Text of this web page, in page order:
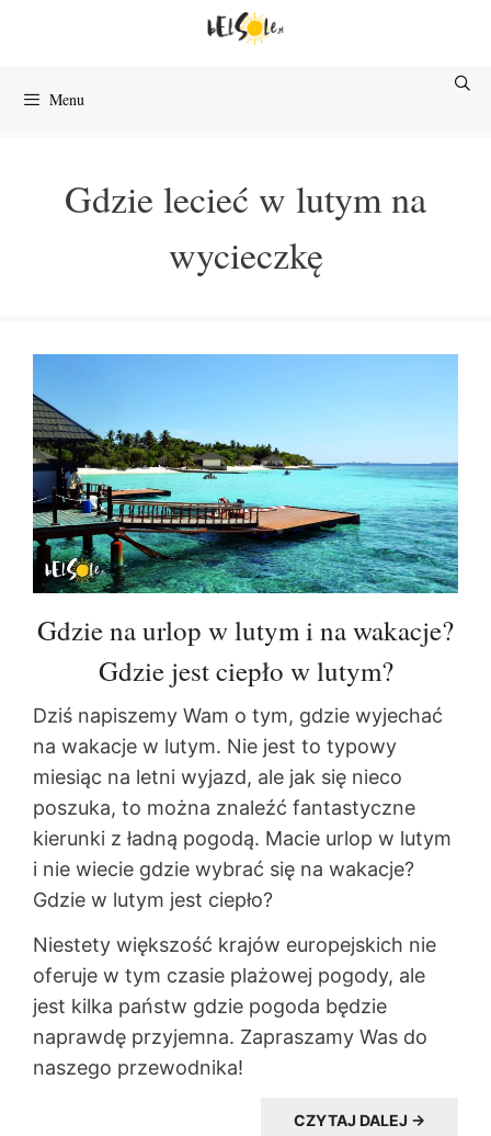
Menu
Gdzie lecieć w lutym na
wycieczkę
Gdzie na urlop w lutym i na wakacje?
Gdzie jest ciepło w lutym?
Dziś napiszemy Wam o tym, gdzie wyjechać
na wakacje w lutym. Nie jest to typowy
miesiąc na letni wyjazd, ale jak się nieco
poszuka, to można znaleźć fantastyczne
kierunki z ładną pogodą. Macie urlop w lutym
i nie wiecie gdzie wybrać się na wakacje?
Gdzie w lutym jest ciepło?
Niestety większość krajów europejskich nie
oferuje w tym czasie plażowej pogody, ale
jest kilka państw gdzie pogoda będzie
naprawdę przyjemna. Zapraszamy Was do
naszego przewodnika!
CZYTAJ DALEJ →